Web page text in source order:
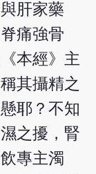
肝家藥
痛強骨
本經》主
其攝精之
耶？不知
之擾，腎
專主濁